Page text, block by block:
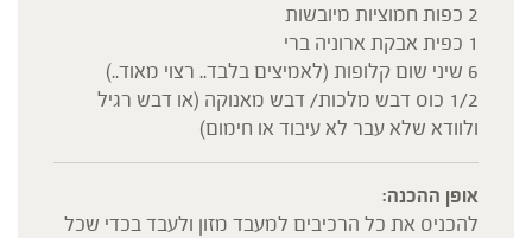
2 כפות חמוציות מיובשות
1 כפית אבקת ארוניה ברי
6 שיני שום קלופות (לאמיצים בלבד.. רצוי מאוד..)
1/2 כוס דבש מלכות/ דבש מאנוקה (או דבש רגיל
ולוודא שלא עבר לא עיבוד או חימום)
אופן ההכנה:
להכניס את כל הרכיבים למעבד מזון ולעבד בכדי שכל